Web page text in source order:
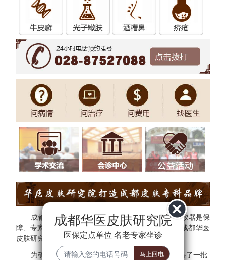
成都华医皮肤研究院秉承"医院环境是基础、设备仪器是保
障、专家团队是核心"的方针。为了更好的服务于民，成都华医
皮肤研究院与多家三甲医院专家建立专家会诊中心。
为确保医疗质量与安全，成都华医皮肤研究院配备了一批
成都华医皮肤研究院
医保定点单位 名老专家坐诊